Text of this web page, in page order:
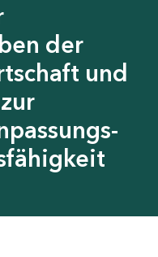
der
und